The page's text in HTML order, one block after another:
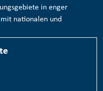
in enger
nationalen und